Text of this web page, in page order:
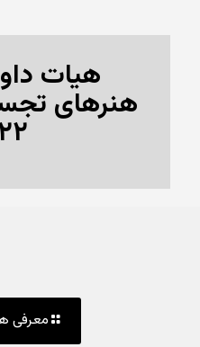
هیات
هنرهای
معرفی